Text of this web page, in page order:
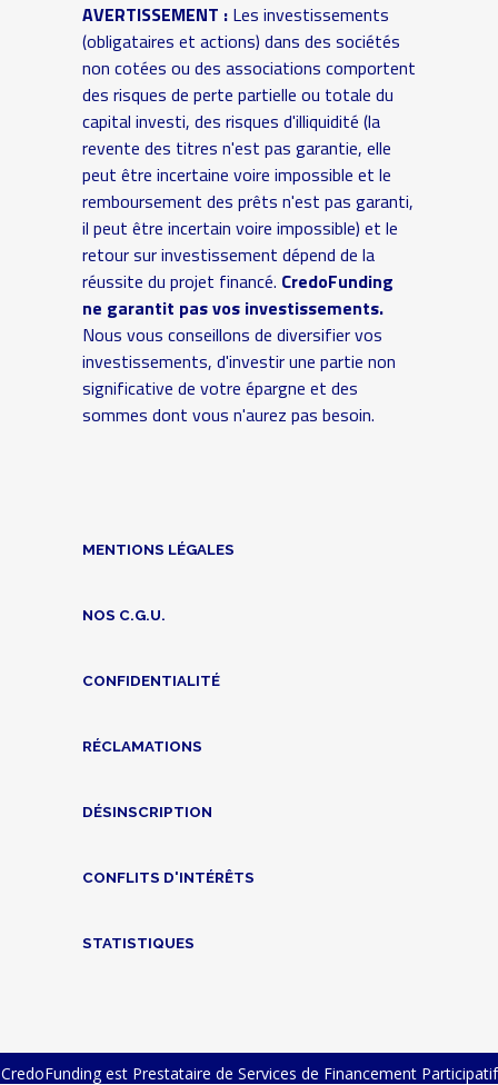
AVERTISSEMENT :Les investissements
(obligataires et actions) dans des sociétés
non cotées ou des associations comportent
des risques de perte partielle ou totale du
capital investi, des risques d'illiquidité (la
revente des titres n'est pas garantie, elle
peut être incertaine voire impossible et le
remboursement des prêts n'est pas garanti,
il peut être incertain voire impossible) et le
retour sur investissement dépend de la
réussite du projet financé. CredoFunding
ne garantit pas vos investissements.
Nous vous conseillons de diversifier vos
investissements, d'investir une partie non
significative de votre épargne et des
sommes dont vous n'aurez pas besoin.
MENTIONS LÉGALES
NOS C.G.U.
CONFIDENTIALITÉ
RÉCLAMATIONS
DÉSINSCRIPTION
CONFLITS D'INTÉRÊTS
STATISTIQUES
CredoFunding est Prestataire de Services de Financement Participatif